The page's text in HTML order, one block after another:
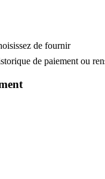
de fournir
de paiement ou